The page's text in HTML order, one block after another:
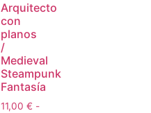
Arquitecto
con
planos
/
Medieval
Steampunk
Fantasía
11,00 € -